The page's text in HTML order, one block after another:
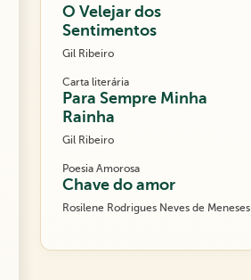
O Velejar dos
Sentimentos
Gil Ribeiro
Carta literária
Para Sempre Minha
Rainha
Gil Ribeiro
Poesia Amorosa
Chave do amor
Rosilene Rodrigues Neves de Meneses